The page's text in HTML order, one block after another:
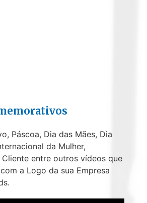
Páscoa, Dia das Mães, Dia
da Mulher,
entre outros vídeos que
a Logo da sua Empresa